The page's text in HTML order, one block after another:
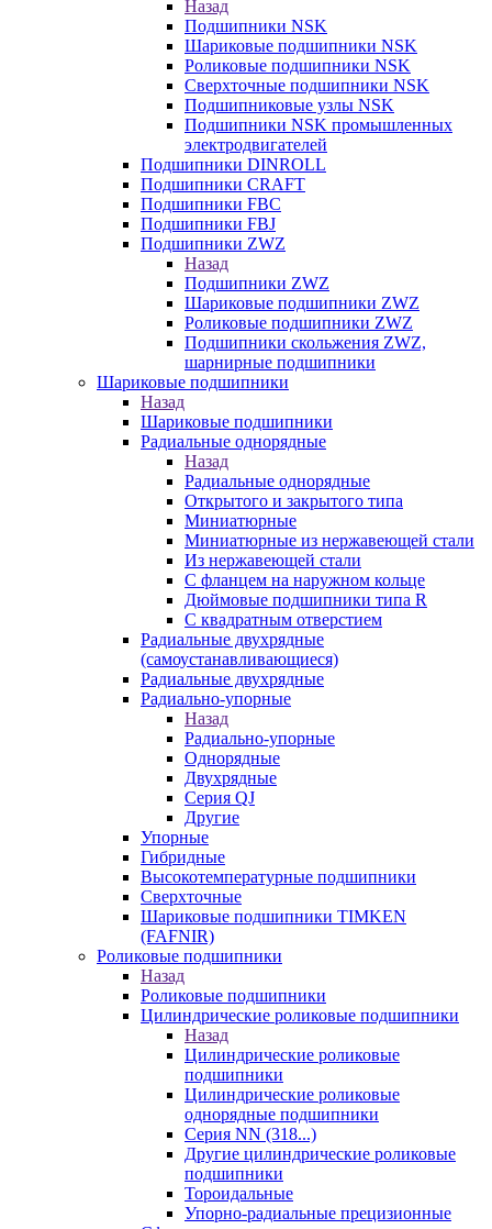
Назад
Подшипники NSK
Шариковые подшипники NSK
Роликовые подшипники NSK
Сверхточные подшипники NSK
Подшипниковые узлы NSK
Подшипники NSK промышленных
электродвигателей
Подшипники DINROLL
Подшипники CRAFT
Подшипники FBC
Подшипники FBJ
Подшипники ZWZ
Назад
Подшипники ZWZ
Шариковые подшипники ZWZ
Роликовые подшипники ZWZ
Подшипники скольжения ZWZ,
шарнирные подшипники
Шариковые подшипники
Назад
Шариковые подшипники
Радиальные однорядные
Назад
Радиальные однорядные
Открытого и закрытого типа
Миниатюрные
Миниатюрные из нержавеющей стали
Из нержавеющей стали
С фланцем на наружном кольце
Дюймовые подшипники типа R
С квадратным отверстием
Радиальные двухрядные
(самоустанавливающиеся)
Радиальные двухрядные
Радиально-упорные
Назад
Радиально-упорные
Однорядные
Двухрядные
Серия QJ
Другие
Упорные
Гибридные
Высокотемпературные подшипники
Сверхточные
Шариковые подшипники TIMKEN
(FAFNIR)
Роликовые подшипники
Назад
Роликовые подшипники
Цилиндрические роликовые подшипники
Назад
Цилиндрические роликовые
подшипники
Цилиндрические роликовые
однорядные подшипники
Серия NN (318...)
Другие цилиндрические роликовые
подшипники
Тороидальные
Упорно-радиальные прецизионные